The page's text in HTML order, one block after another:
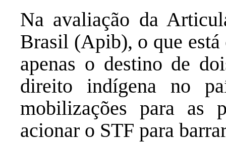
Na avaliação da
Brasil (Apib), o que
apenas o destino de
direito indígena no
mobilizações para as
acionar o STF para